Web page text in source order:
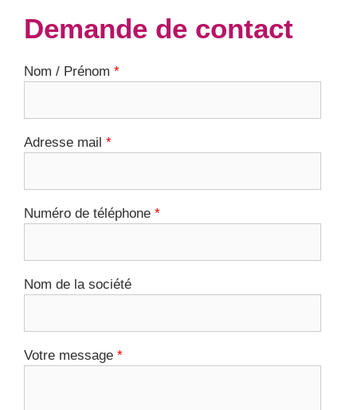
Demande de contact
Nom / Prénom *
Adresse mail *
Numéro de téléphone *
Nom de la société
Votre message *